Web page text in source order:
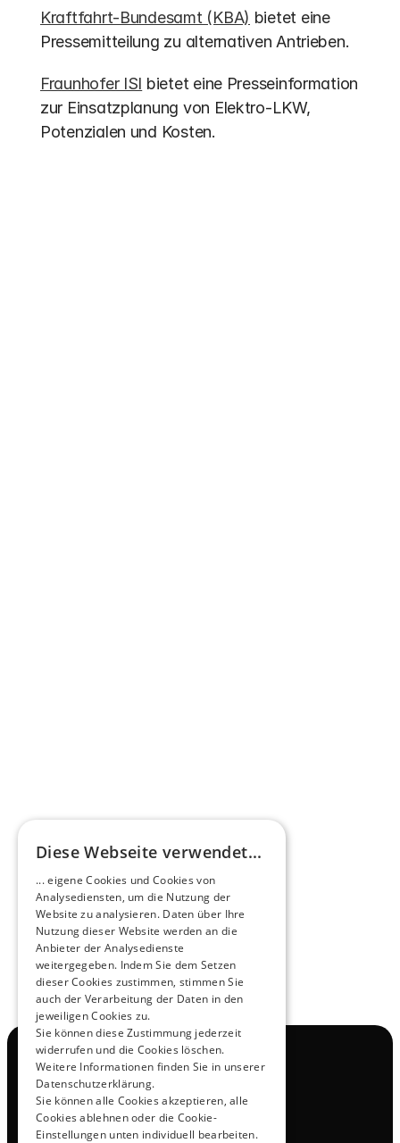
Kraftfahrt-Bundesamt (KBA) bietet eine
Pressemitteilung zu alternativen Antrieben.
Fraunhofer ISI bietet eine Presseinformation
zur Einsatzplanung von Elektro-LKW,
Potenzialen und Kosten.
HEERO
Mehr erfahren
View All
Navigation
Kontakt
Probefahrt
Karriere
Diese Webseite verwendet...
... eigene Cookies und Cookies von
Analysediensten, um die Nutzung der
Website zu analysieren. Daten über Ihre
Nutzung dieser Website werden an die
Anbieter der Analysedienste
weitergegeben. Indem Sie dem Setzen
dieser Cookies zustimmen, stimmen Sie
auch der Verarbeitung der Daten in den
jeweiligen Cookies zu.
Sie können diese Zustimmung jederzeit
widerrufen und die Cookies löschen.
Weitere Informationen finden Sie in unserer
Datenschutzerklärung.
Sie können alle Cookies akzeptieren, alle
Cookies ablehnen oder die Cookie-
Einstellungen unten individuell bearbeiten.